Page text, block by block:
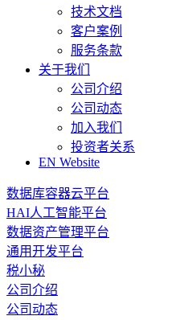
技术文档
客户案例
服务条款
关于我们
公司介绍
公司动态
加入我们
投资者关系
EN Website
数据库容器云平台
HAI人工智能平台
数据资产管理平台
通用开发平台
税小秘
公司介绍
公司动态